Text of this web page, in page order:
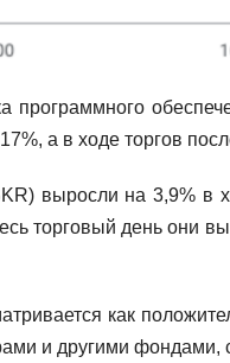
программного
а в ходе торгов
выросли на 3,9% в
торговый день они
как
и другими